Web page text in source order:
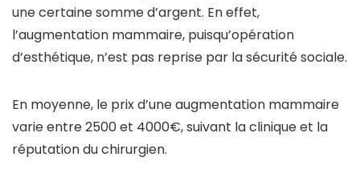
une certaine somme d’argent. En effet,
l’augmentation mammaire, puisqu’opération
d’esthétique, n’est pas reprise par la sécurité sociale.
En moyenne, le prix d’une augmentation mammaire
varie entre 2500 et 4000€, suivant la clinique et la
réputation du chirurgien.